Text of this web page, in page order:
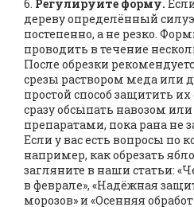
6. Регулируйте форму.
дереву определённый
постепенно, а не резко.
проводить в течение
После обрезки
срезы раствором меда или
простой способ защитить их
сразу обсыпать навозом
препаратами, пока рана не
Если у вас есть вопросы по
например, как обрезать
загляните в наши статьи:
в феврале», «Надёжная
морозов» и «Осенняя